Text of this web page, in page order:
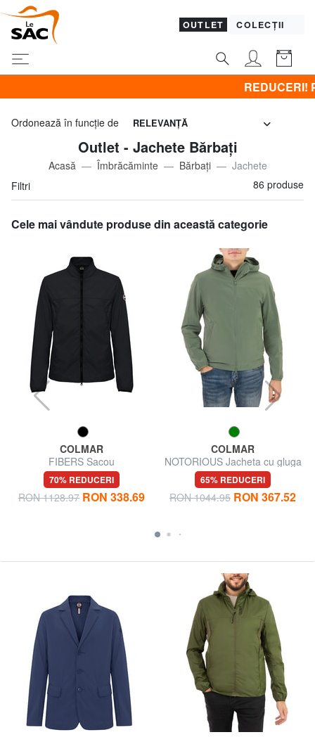
OUTLET COLECȚII
REDUCERI! Promovez CLOTHING all -
Ordonează în funcţie de RELEVANŢĂ
Outlet - Jachete Bărbați
Acasă Îmbrăcăminte Bărbaţi
Jachete
Filtri
86 produse
Cele mai vândute produse din această categorie
COLMAR
FIBERS Sacou
70% REDUCERI
RON 1128.97 RON 338.69
COLMAR
NOTORIOUS Jacheta cu gluga
65% REDUCERI
RON 1044.95 RON 367.52